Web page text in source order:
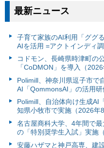
最新ニュース
子育て家族のAI利用「ググ
AIを活用 =アクトインディ
コドモン、長崎県時津町の
「CoDMON」を導入（2026
Polimill、神奈川県逗子市で
AI「QommonsAI」の活用研
Polimill、自治体向け生成AI
知県小牧市で実施（2026年8
名古屋商科大学、4年間で
の「特別奨学生入試」実施
安藤ハザマと神戸高専、建